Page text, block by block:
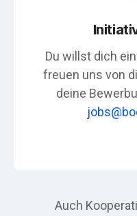
Du willst dich
freuen uns von
deine
Auch